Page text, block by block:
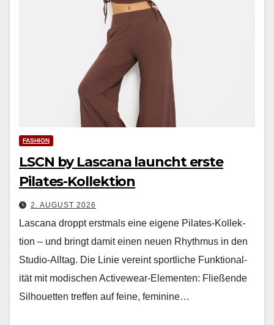
FASHION
LSCN by Lascana launcht erste
Pilates-Kollektion
2. AUGUST 2026
Las­cana droppt erst­mals eine eigene Pilates-Kollek­
tion – und bringt damit einen neuen Rhyth­mus in den
Stu­dio-All­t­ag. Die Lin­ie vere­int sportliche Funk­tion­al­
ität mit modis­chen Activewear-Ele­menten: Fließende
Sil­hou­et­ten tre­f­fen auf feine, fem­i­nine…